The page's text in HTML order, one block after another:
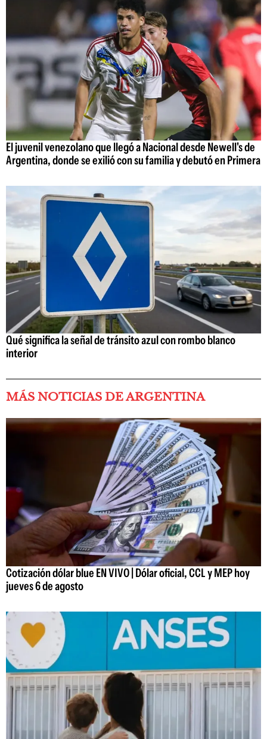
El juvenil venezolano que llegó a Nacional desde Newell's de
Argentina, donde se exilió con su familia y debutó en Primera
Qué significa la señal de tránsito azul con rombo blanco
interior
MÁS NOTICIAS DE ARGENTINA
Cotización dólar blue EN VIVO | Dólar oficial, CCL y MEP hoy
jueves 6 de agosto